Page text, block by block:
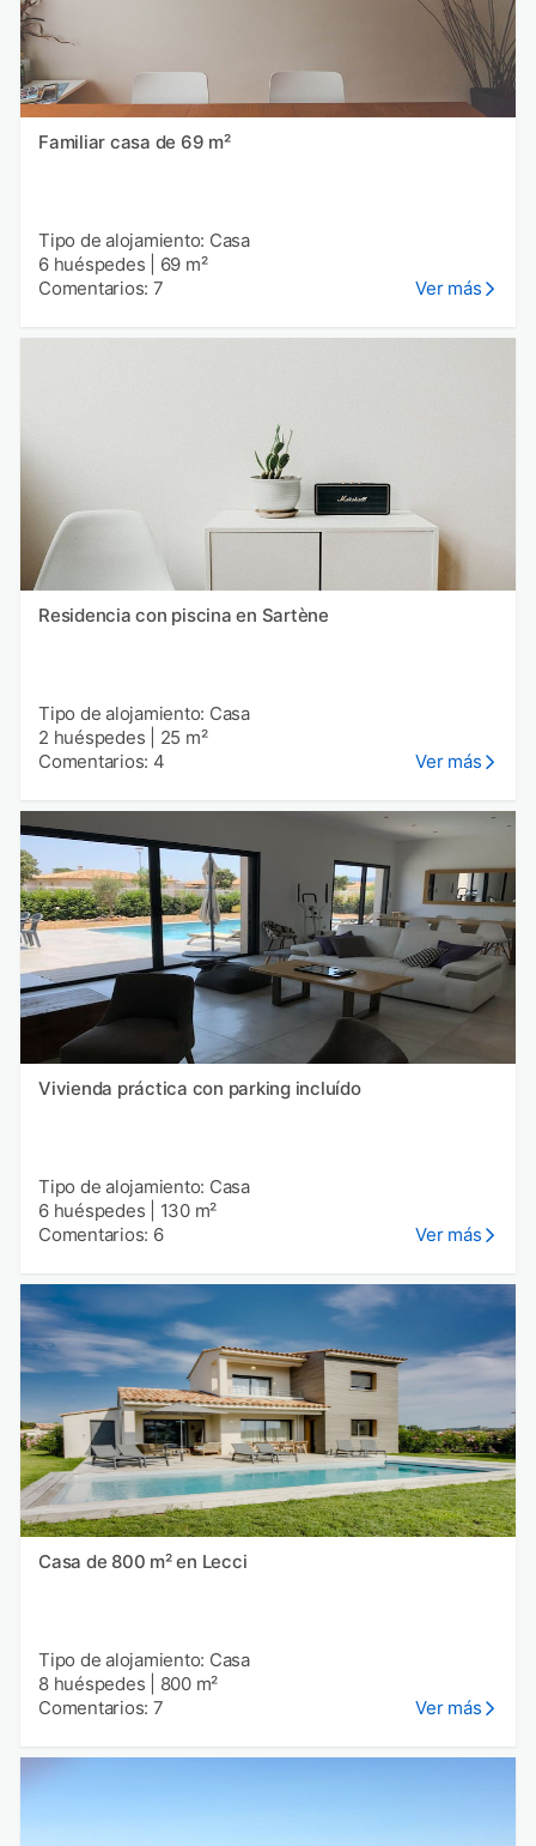
Familiar casa de 69 m²
Tipo de alojamiento: Casa
6 huéspedes
69 m²
Comentarios: 7
Ver más
Residencia con piscina en Sartène
Tipo de alojamiento: Casa
2 huéspedes
25 m²
Comentarios: 4
Ver más
Vivienda práctica con parking incluído
Tipo de alojamiento: Casa
6 huéspedes
130 m²
Comentarios: 6
Ver más
Casa de 800 m² en Lecci
Tipo de alojamiento: Casa
8 huéspedes
800 m²
Comentarios: 7
Ver más